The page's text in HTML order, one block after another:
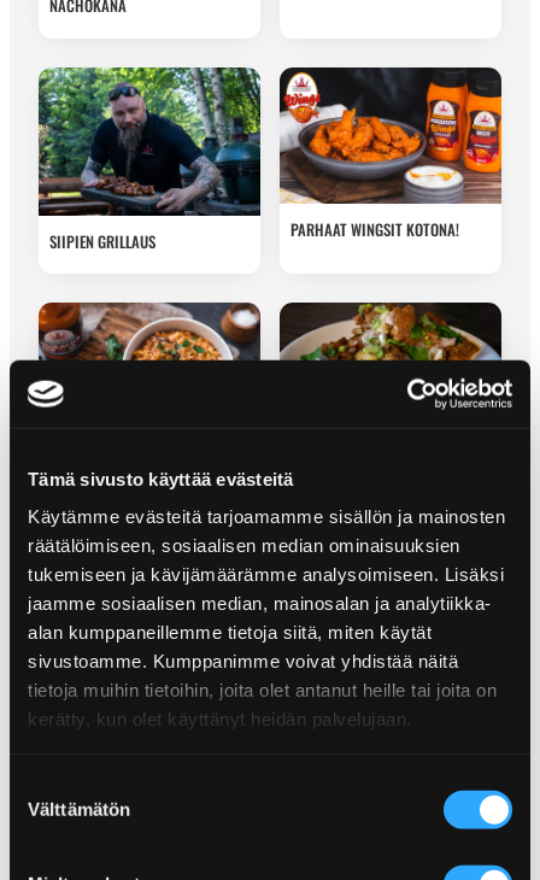
Tämä sivusto käyttää evästeitä
Käytämme evästeitä tarjoamamme sisällön ja mainosten
räätälöimiseen, sosiaalisen median ominaisuuksien
tukemiseen ja kävijämäärämme analysoimiseen. Lisäksi
jaamme sosiaalisen median, mainosalan ja analytiikka-
alan kumppaneillemme tietoja siitä, miten käytät
sivustoamme. Kumppanimme voivat yhdistää näitä
tietoja muihin tietoihin, joita olet antanut heille tai joita on
kerätty, kun olet käyttänyt heidän palvelujaan.
valinta
Välttämätön
NACHOKANA
SIIPIEN GRILLAUS PARHAAT WINGSIT KOTONA!
VUOHENJUUSTOKASTIKKEELLA
POPPAMIEHEN HOT WINGS –
MAUSTAMINEN JA